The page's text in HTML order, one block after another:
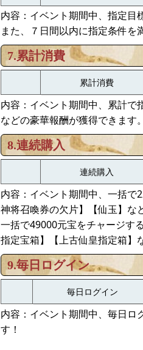
内容：イベント期間中、指定目
また、７日間以内に指定条件
7.累計消費
累計消費
内容：イベント期間中、累計で
などの豪華報酬が獲得できます。
8.連続購入
連続購入
内容：イベント期間中、一括で
神将召喚券の欠片】【仙玉】な
一括で49000元宝をチャージす
指定宝箱】【上古仙皇指定箱】
9.毎日ログイン
毎日ログイン
内容：イベント期間中、毎日ロ
す！